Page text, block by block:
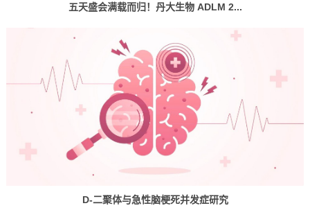
五天盛会满载而归！丹大生物 ADLM 2...
D-二聚体与急性脑梗死并发症研究